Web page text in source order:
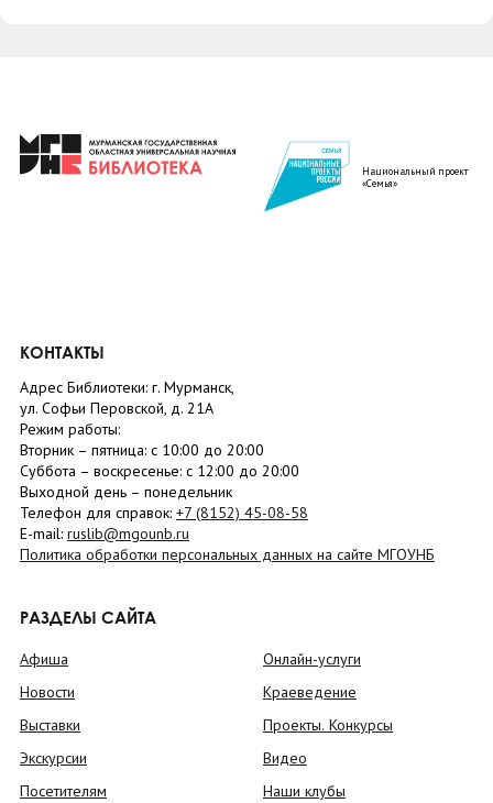
Национальный проект
«Семья»
КОНТАКТЫ
Адрес Библиотеки: г. Мурманск,
ул. Софьи Перовской, д. 21А
Режим работы:
Вторник – пятница: с 10:00 до 20:00
Суббота – воскресенье: c 12:00 до 20:00
Выходной день – понедельник
Телефон для справок: +7 (8152) 45-08-58
E-mail: ruslib@mgounb.ru
Политика обработки персональных данных на сайте МГОУНБ
РАЗДЕЛЫ САЙТА
Афиша
Новости
Выставки
Экскурсии
Посетителям
Онлайн-услуги
Краеведение
Проекты. Конкурсы
Видео
Наши клубы